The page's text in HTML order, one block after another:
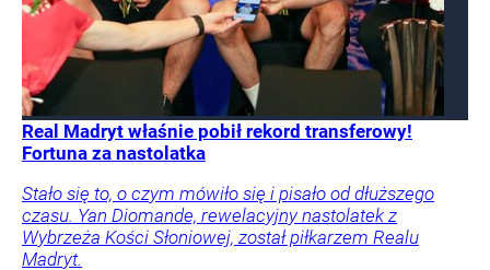
Real Madryt właśnie pobił rekord transferowy!
Fortuna za nastolatka
Stało się to, o czym mówiło się i pisało od dłuższego
czasu. Yan Diomande, rewelacyjny nastolatek z
Wybrzeża Kości Słoniowej, został piłkarzem Realu
Madryt.